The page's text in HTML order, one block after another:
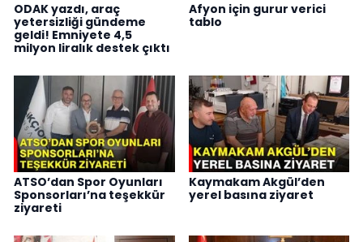
ODAK yazdı, araç
yetersizliği gündeme
geldi! Emniyete 4,5
milyon liralık destek çıktı
Afyon için gurur verici
tablo
ATSO’dan Spor Oyunları
Sponsorları’na teşekkür
ziyareti
Kaymakam Akgül’den
yerel basına ziyaret